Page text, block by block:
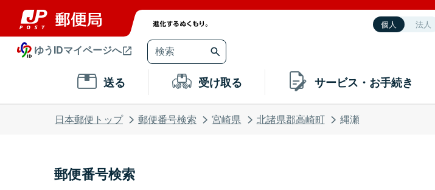
個人 法人
ゆうIDマイページへ
送る 受け取る サービス・お手続き
日本郵便トップ 郵便番号検索 宮崎県 北諸県郡高崎町 縄瀬
郵便番号検索